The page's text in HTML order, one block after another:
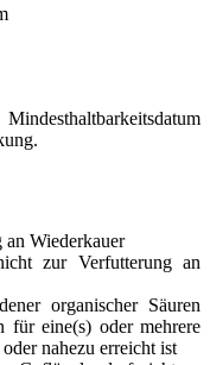
Wiederkauer
zur Verfutterung an
organischer Säuren
für eine(s) oder mehrere
nahezu erreicht ist